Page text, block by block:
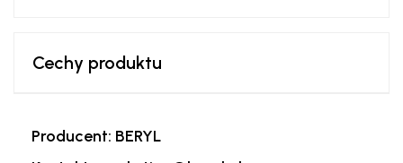
Cechy produktu
Producent: BERYL